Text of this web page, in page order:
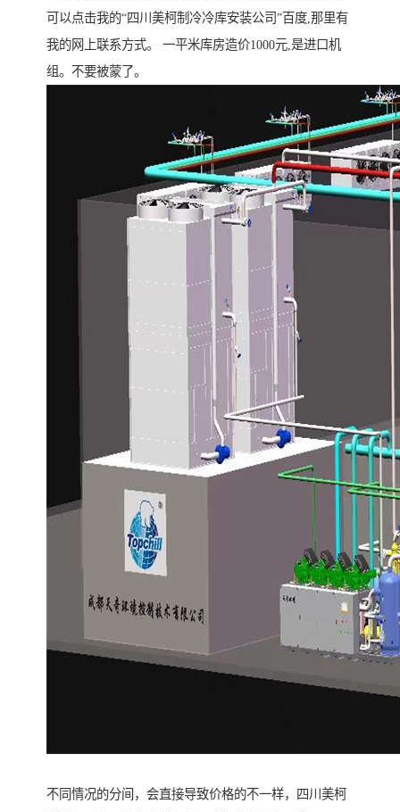
可以点击我的“四川美柯制冷冷库安装公司”百度,那里有
我的网上联系方式。 一平米库房造价1000元,是进口机
组。不要被蒙了。
不同情况的分间，会直接导致价格的不一样，四川美柯